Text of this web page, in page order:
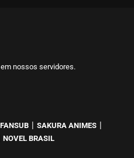
nossos servidores.
SAKURA ANIMES
NOVEL BRASIL